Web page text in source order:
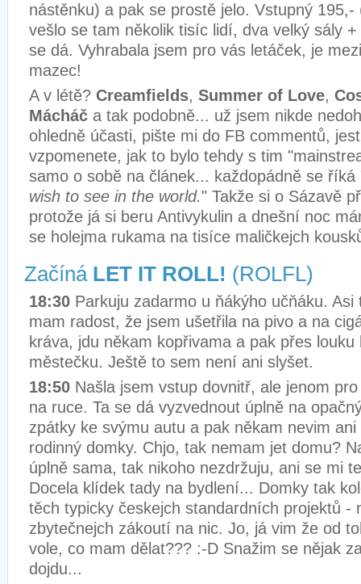
nástěnku) a pak se prostě jelo. Vstupný
vešlo se tam několik tisíc lidí, dva velký sály
se dá. Vyhrabala jsem pro vás letáček, je
mazec!
A v létě? Creamfields, Summer of Love,
Mácháč a tak podobně... už jsem nikde
ohledně účasti, pište mi do FB commentů,
vzpomenete, jak to bylo tehdy s tim
samo o sobě na článek... každopádně se říká
wish to see in the world." Takže si o Sázavě
protože já si beru Antivykulin a dnešní noc
se holejma rukama na tisíce maličkejch
Začíná LET IT ROLL! (ROLFL)
18:30 Parkuju zadarmo u ňákýho učňáku. Asi
mam radost, že jsem ušetřila na pivo a na
kráva, jdu někam kopřivama a pak přes louku
městečku. Ještě to sem není ani slyšet.
18:50 Našla jsem vstup dovnitř, ale jenom
na ruce. Ta se dá vyzvednout úplně na
zpátky ke svýmu autu a pak někam nevim
rodinný domky. Chjo, tak nemam jet domu?
úplně sama, tak nikoho nezdržuju, ani se mi
Docela klídek tady na bydlení... Domky tak
těch typicky českejch standardních projektů -
zbytečnejch zákoutí na nic. Jo, já vim že od
vole, co mam dělat??? :-D Snažim se nějak
dojdu...